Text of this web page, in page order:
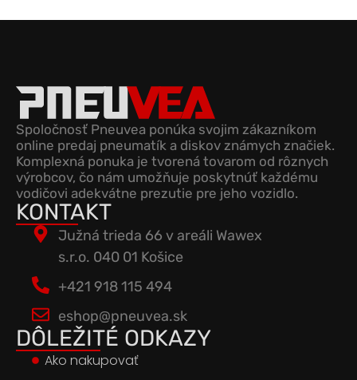
Spoločnosť Pneuvea ponúka svojim zákazníkom
online predaj pneumatík a diskov známych značiek.
Komplexná ponuka je tvorená tovarom od rôznych
výrobcov, čo nám umožňuje poskytnúť každému
vodičovi adekvátne prezutie pre jeho vozidlo.
KONTAKT
Južná trieda 66 v areáli Wawex
s.r.o. 040 01 Košice
+421 918 115 494
eshop@pneuvea.sk
DÔLEŽITÉ ODKAZY
Ako nakupovať